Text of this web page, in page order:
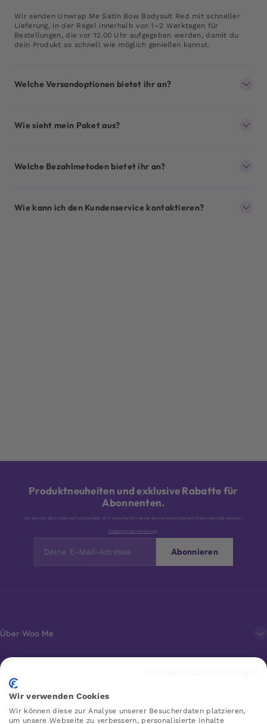
Wir senden Unwrap Me Satin Bow Bodysuit Red mit schneller
Lieferung, in der Regel innerhalb von 1–2 Werktagen für
Bestellungen, die vor 12.00 Uhr aufgegeben werden, damit du
dein Produkt so schnell wie möglich genießen kannst.
Welche Versandoptionen bietet ihr an?
Wie sieht mein Paket aus?
Welche Bezahlmetoden bietet ihr an?
Wie kann ich den Kundenservice kontaktieren?
Produktneuheiten und exklusive Rabatte für
Abonnenten.
Du kannst dich jederzeit abmelden. Wir verarbeiten deine personenbezogenen Daten gemäß unserer
Datenschutzerklärung
Abonnieren
Über Woo Me
Kundenservice
Favoriten
Wir verwenden Cookies
Wir können diese zur Analyse unserer Besucherdaten platzieren,
um unsere Webseite zu verbessern, personalisierte Inhalte